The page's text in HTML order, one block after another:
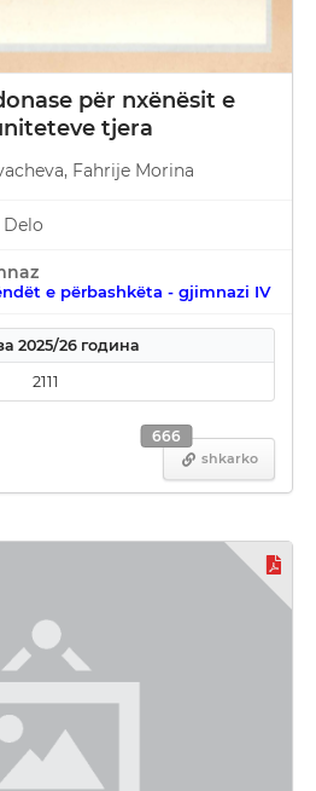
për nxënësit e
tjera
Fahrije Morina
e përbashkëta - gjimnazi IV
2025/26 година
2111
shkarko
666